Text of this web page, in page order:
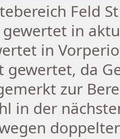
Feld
in
in
gewertet, da
zur
in der